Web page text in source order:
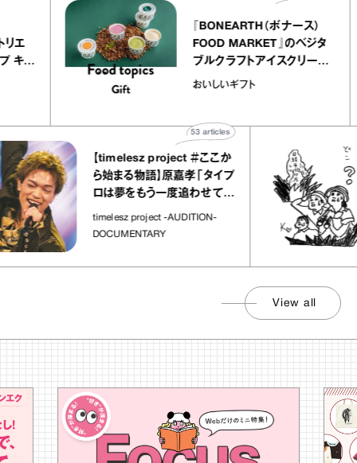
クアリー アトリエ
のミルクレープ キャ
『BONEARTH（ボナ
FOOD MARKET』
ブルクラフトアイス
おいしいギフト
【timelesz project ＃ここか
ら始まる物語】原嘉孝「タイプ
ロは夢をもう一度追わせてく
れた場所」
timelesz project -AUDITION-
DOCUMENTARY
「
さん
社会
View all